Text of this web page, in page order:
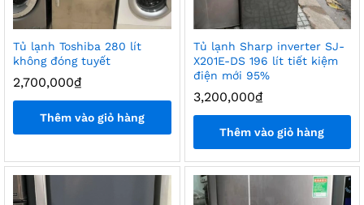
Tủ lạnh Toshiba 280 lít
không đóng tuyết
2,700,000₫
Thêm vào giỏ hàng
Tủ lạnh Sharp inverter SJ-
X201E-DS 196 lít tiết kiệm
điện mới 95%
3,200,000₫
Thêm vào giỏ hàng